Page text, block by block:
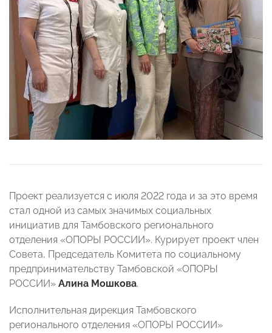
Проект реализуется с июля 2022 года и за это время
стал одной из самых значимых социальных
инициатив для Тамбовского регионального
отделения «ОПОРЫ РОССИИ». Курирует проект член
Совета, Председатель Комитета по социальному
предпринимательству Тамбовской «ОПОРЫ
РОССИИ» Алина Мошкова.
Исполнительная дирекция Тамбовского
регионального отделения «ОПОРЫ РОССИИ»